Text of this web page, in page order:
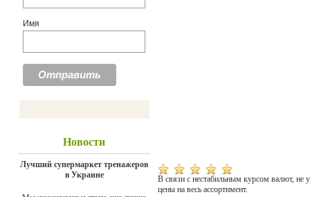
Имя
Новости
Лучший супермаркет тренажеров
в Украине
В связи с нестабильным курсом валют, не
цены на весь ассортимент.